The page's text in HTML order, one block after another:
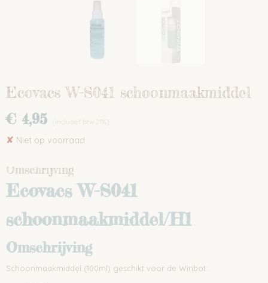
Ecovacs W-S041 schoonmaakmiddel
€ 4,95 (inclusief btw 21%)
✘ Niet op voorraad
Omschrijving
Ecovacs W-S041
schoonmaakmiddel/H1
Omschrijving
Schoonmaakmiddel (100ml) geschikt voor de Winbot: